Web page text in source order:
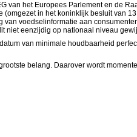
het Europees Parlement en de
in het koninklijk besluit van
voedselinformatie aan
niet eenzijdig op nationaal niveau
van minimale houdbaarheid
belang. Daarover wordt